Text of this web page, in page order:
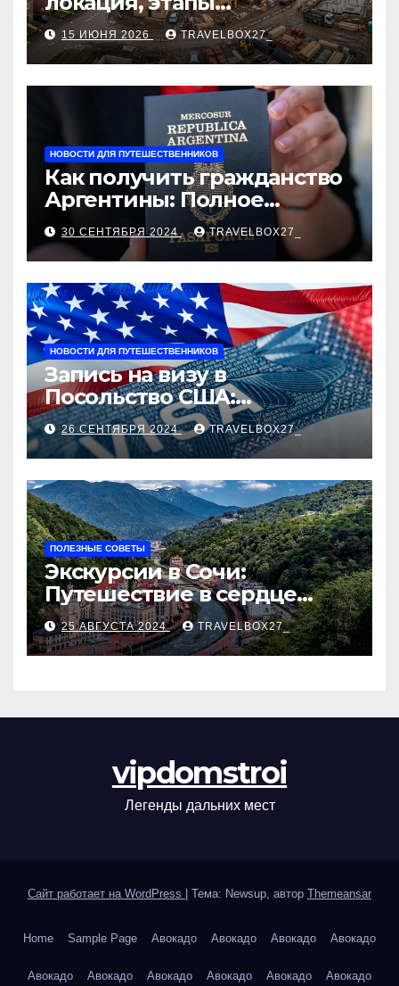
строительства, проверка
застройщика, сценарии
оформления сделки и
рыночные ориентиры
15 ИЮНЯ 2026 TRAVELBOX27_
НОВОСТИ ДЛЯ ПУТЕШЕСТВЕННИКОВ
Как получить гражданство
Аргентины: Полное
руководство
30 СЕНТЯБРЯ 2024 TRAVELBOX27_
НОВОСТИ ДЛЯ ПУТЕШЕСТВЕННИКОВ
Запись на визу в
Посольство США:
Пошаговое руководство
26 СЕНТЯБРЯ 2024 TRAVELBOX27_
ПОЛЕЗНЫЕ СОВЕТЫ
Экскурсии в Сочи:
Путешествие в сердце
Черноморского курорта
25 АВГУСТА 2024 TRAVELBOX27_
vipdomstroi
Легенды дальних мест
Сайт работает на WordPress Тема: Newsup, автор Themeansar
Home Sample Page Авокадо Авокадо Авокадо Авокадо
Авокадо Авокадо Авокадо Авокадо Авокадо Авокадо